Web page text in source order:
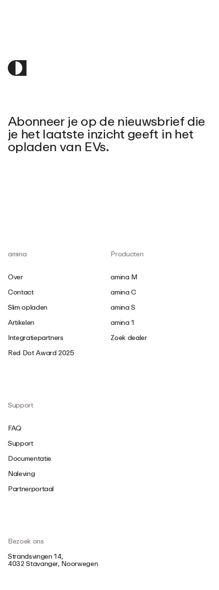
Abonneer je op de nieuwsbrief die
je het laatste inzicht geeft in het
opladen van EVs.
amina
Over
Contact
Slim opladen
Artikelen
Integratiepartners
Red Dot Award 2025
Producten
amina M
amina C
amina S
amina 1
Zoek dealer
Support
FAQ
Support
Documentatie
Naleving
Partnerportaal
Bezoek ons
Strandsvingen 14,
4032 Stavanger, Noorwegen